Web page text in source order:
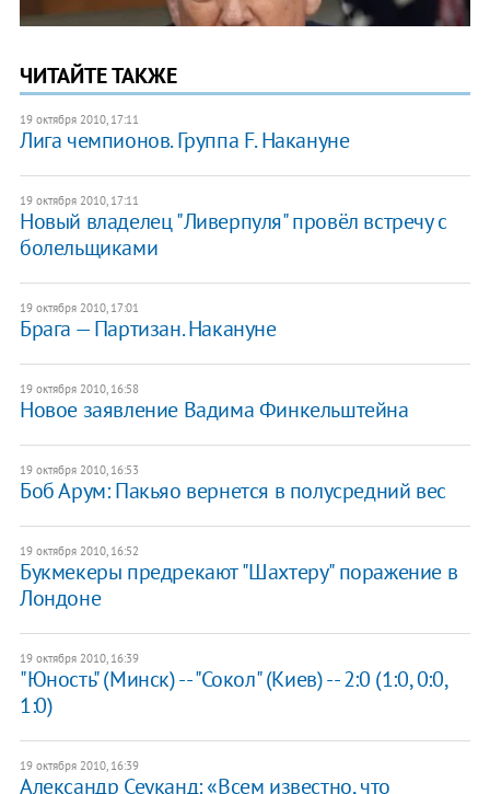
ЧИТАЙТЕ ТАКЖЕ
19 октября 2010, 17:11
Лига чемпионов. Группа F. Накануне
19 октября 2010, 17:11
Новый владелец "Ливерпуля" провёл встречу с
болельщиками
19 октября 2010, 17:01
Брага — Партизан. Накануне
19 октября 2010, 16:58
Новое заявление Вадима Финкельштейна
19 октября 2010, 16:53
Боб Арум: Пакьяо вернется в полусредний вес
19 октября 2010, 16:52
Букмекеры предрекают "Шахтеру" поражение в
Лондоне
19 октября 2010, 16:39
"Юность" (Минск) -- "Сокол" (Киев) -- 2:0 (1:0, 0:0,
1:0)
19 октября 2010, 16:39
Александр Сеуканд: «Всем известно, что